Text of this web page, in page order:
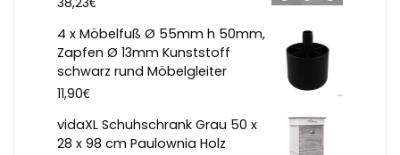
38,23
4 x Möbelfuß Ø 55mm h 50mm,
Zapfen Ø 13mm Kunststoff
schwarz rund Möbelgleiter
11,90€
vidaXL Schuhschrank Grau 50 x
28 x 98 cm Paulownia Holz